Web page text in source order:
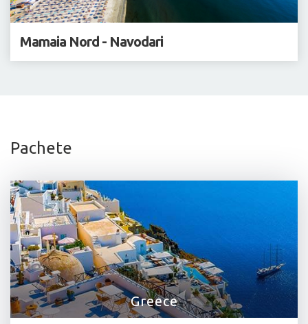
Mamaia Nord - Navodari
Pachete
Greece